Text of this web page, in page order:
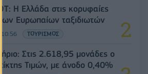
Η Ελλάδα στις κορυφαίες
των Ευρωπαίων ταξιδιωτών
10:56 ΤΟΥΡΙΣΜΟΣ
Στις 2.618,95 μονάδες ο
Τιμών, με άνοδο 0,40%